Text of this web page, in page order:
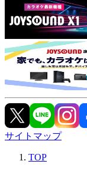
サイトマップ
TOP